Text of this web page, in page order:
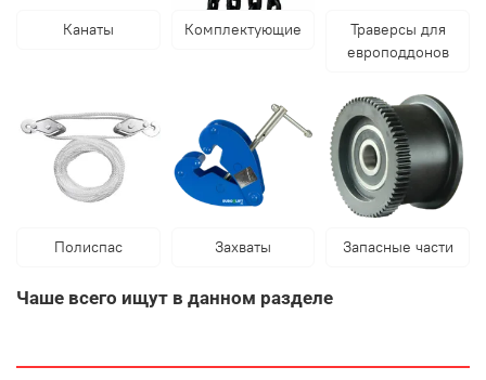
Канаты Комплектующие
Траверсы для
европоддонов
Полиспас Захваты Запасные части
Чаше всего ищут в данном разделе